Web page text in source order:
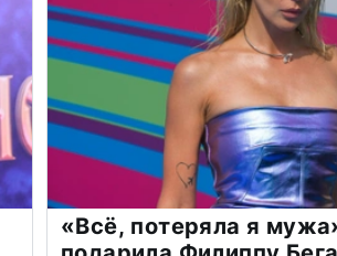
«Всё, потеряла я